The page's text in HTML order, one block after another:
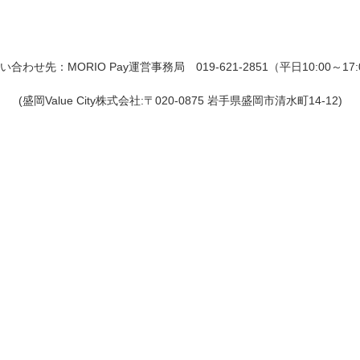
合わせ先：MORIO Pay運営事務局 019-621-2851（平日10:00～
(盛岡Value City株式会社:〒020-0875 岩手県盛岡市清水町14-12)